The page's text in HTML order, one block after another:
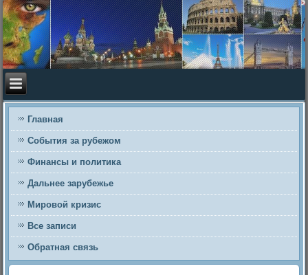
Главная
События за рубежом
Финансы и политика
Дальнее зарубежье
Мировой кризис
Все записи
Обратная связь